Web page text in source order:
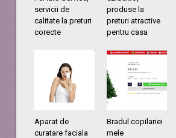
servicii de
calitate la preturi
corecte
produse la
preturi atractive
pentru casa
Aparat de
curatare faciala
Bradul copilariei
mele